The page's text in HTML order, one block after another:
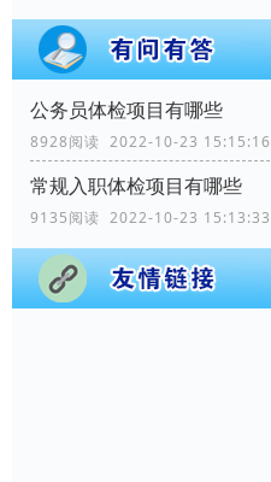
公务员体检项目有哪些
8928阅读 2022-10-23 15:15:16
常规入职体检项目有哪些
9135阅读 2022-10-23 15:13:33